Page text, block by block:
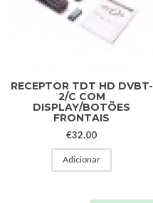
RECEPTOR TDT HD DVBT-
2/C COM
DISPLAY/BOTÕES
FRONTAIS
€32.00
Adicionar